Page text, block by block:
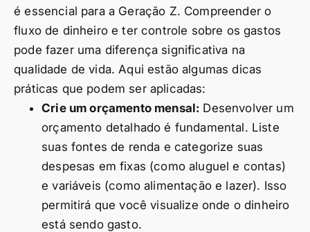
é essencial para a Geração Z. Compreender o
fluxo de dinheiro e ter controle sobre os gastos
pode fazer uma diferença significativa na
qualidade de vida. Aqui estão algumas dicas
práticas que podem ser aplicadas:
Crie um orçamento mensal: Desenvolver um
orçamento detalhado é fundamental. Liste
suas fontes de renda e categorize suas
despesas em fixas (como aluguel e contas)
e variáveis (como alimentação e lazer). Isso
permitirá que você visualize onde o dinheiro
está sendo gasto.